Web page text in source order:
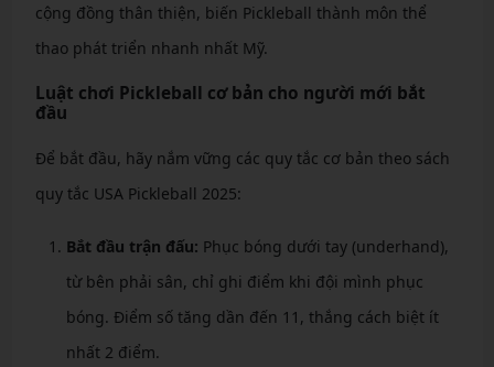
cộng đồng thân thiện, biến Pickleball thành môn thể
thao phát triển nhanh nhất Mỹ.
Luật chơi Pickleball cơ bản cho người mới bắt
đầu
Để bắt đầu, hãy nắm vững các quy tắc cơ bản theo sách
quy tắc USA Pickleball 2025:
Bắt đầu trận đấu: Phục bóng dưới tay (underhand),
từ bên phải sân, chỉ ghi điểm khi đội mình phục
bóng. Điểm số tăng dần đến 11, thắng cách biệt ít
nhất 2 điểm.